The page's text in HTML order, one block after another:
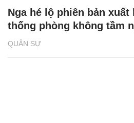
QUÂN SỰ
Nga hé lộ phiên bản xuất
thống phòng không tầm